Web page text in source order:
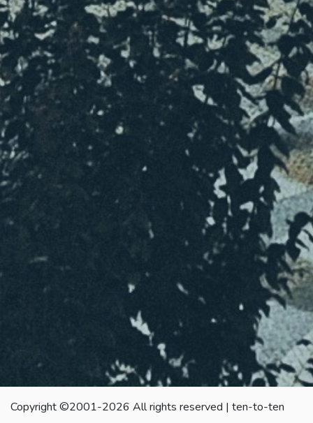
Copyright ©2001-2026 All rights reserved | ten-to-ten